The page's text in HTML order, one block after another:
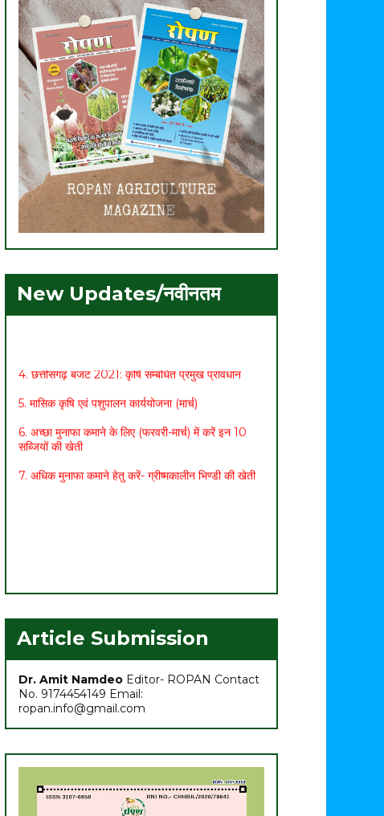
New Updates/नवीनतम
1. ग्रीष्मकालीन मूंग की उन्नत खेती
2. मशरूम उत्पादन एवं प्रसंस्करण प्रौद्योगिकी पर 21 दिवसीय
राष्ट्रीय प्रशिक्षण का शुभारम्भ
5. मासिक कृषि एवं पशुपालन कार्ययोजना (मार्च)
6. अच्छा मुनाफा कमाने के लिए (फरवरी-मार्च) में करें इन 10
सब्जियों की खेती
7. अधिक मुनाफा कमाने हेतु करें- ग्रीष्मकालीन भिण्डी की खेती
Article Submission
Dr. Amit Namdeo Editor- ROPAN Contact
No. 9174454149 Email:
ropan.info@gmail.com